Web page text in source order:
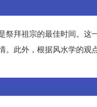
祭拜祖宗的最佳时间。这
。此外，根据风水学的观